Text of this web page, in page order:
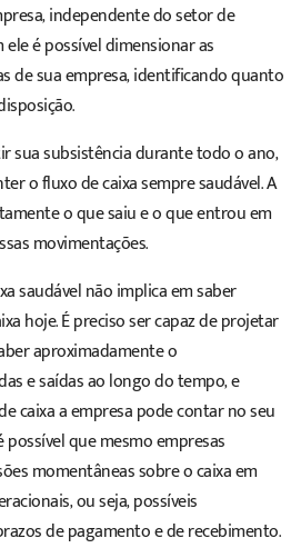
independente do setor de
é possível dimensionar as
de sua empresa, identificando quanto
sua subsistência durante todo o ano,
o fluxo decaixa sempre saudável.A
o que saiu e o que entrou em
movimentações.
saudável não implica em saber
hoje. É preciso ser capaz de projetar
aproximadamente o
e saídas ao longo do tempo, e
caixa a empresa pode contar no seu
possível que mesmo empresas
momentâneas sobre o caixa em
ou seja, possíveis
de pagamento e de recebimento.